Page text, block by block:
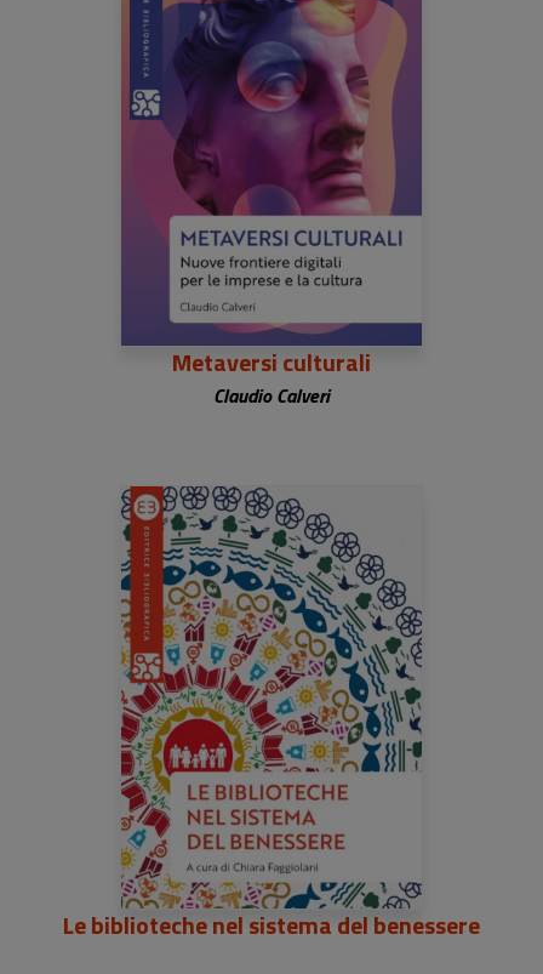
Metaversi culturali
Claudio Calveri
Le biblioteche nel sistema del benessere